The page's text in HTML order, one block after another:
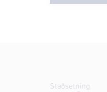
Staðsetning